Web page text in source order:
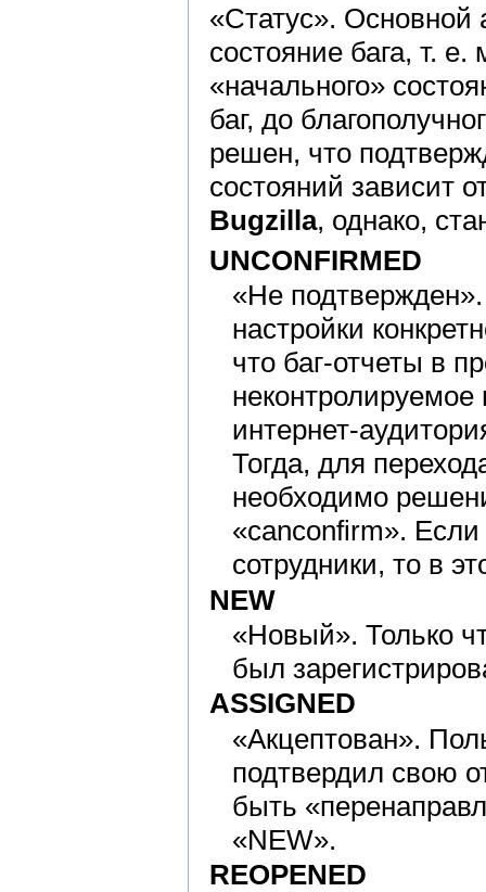
«Статус». Основной
состояние бага, т.
«начального»
баг, до
решен, что
состояний зависит
Bugzilla, однако,
UNCONFIRMED
«Не подтвержден».
настройки
что баг-отчеты в
интернет-
Тогда, для
необходимо
«canconfirm». Если
сотрудники, то в
NEW
«Новый». Только
был
ASSIGNED
«Акцептован».
подтвердил свою
быть
«NEW».
REOPENED